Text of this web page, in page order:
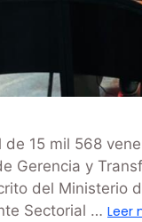
15 mil 568
Gerencia y
del Ministerio
Sectorial … Leer